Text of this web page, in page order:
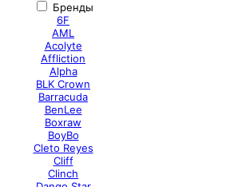
Бренды
6F
AML
Acolyte
Affliction
Alpha
BLK Crown
Barracuda
BenLee
Boxraw
BoyBo
Cleto Reyes
Cliff
Clinch